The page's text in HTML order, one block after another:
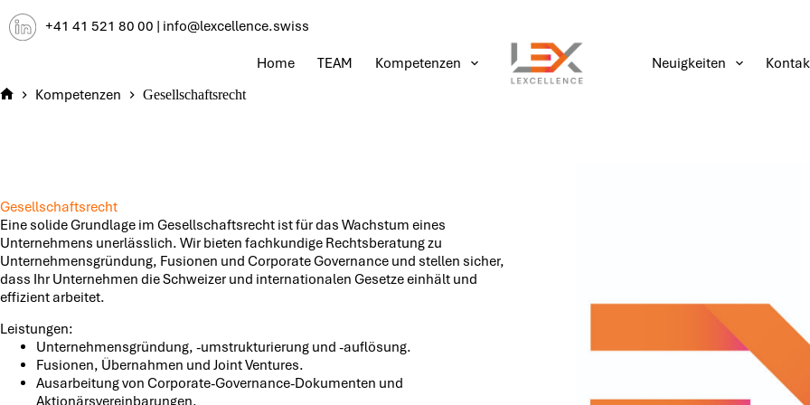
Inhalt
springen
+41 41 521 80 00 | info@lexcellence.swiss
Home TEAM Kompetenzen Neuigkeiten
Kompetenzen Gesellschaftsrecht
Gesellschaftsrecht
Eine solide Grundlage im Gesellschaftsrecht ist für das Wachstum eines
Unternehmens unerlässlich. Wir bieten fachkundige Rechtsberatung zu
Unternehmensgründung, Fusionen und Corporate Governance und stellen sicher,
dass Ihr Unternehmen die Schweizer und internationalen Gesetze einhält und
effizient arbeitet.
Leistungen:
Unternehmensgründung, -umstrukturierung und -auflösung.
Fusionen, Übernahmen und Joint Ventures.
Ausarbeitung von Corporate-Governance-Dokumenten und
Aktionärsvereinbarungen.